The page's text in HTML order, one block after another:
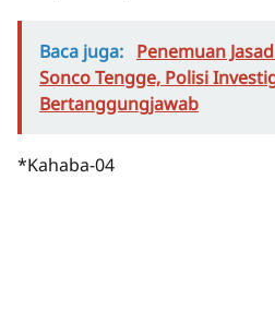
Baca juga: Penemuan
Sonco Tengge, Polisi
Bertanggungjawab
*Kahaba-04